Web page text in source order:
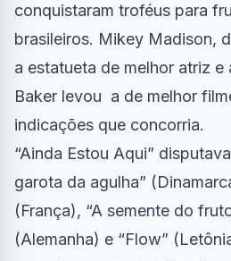
conquistaram troféus para
brasileiros. Mikey Madison,
a estatueta de melhor atriz e
Baker levou a de melhor
indicações que concorria.
“Ainda Estou Aqui”
garota da agulha”
(França), “A semente do
(Alemanha) e “Flow”